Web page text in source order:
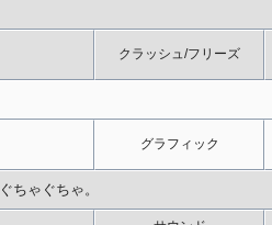
クラッシュ/フリーズ
グラフィック
ちゃぐちゃ。